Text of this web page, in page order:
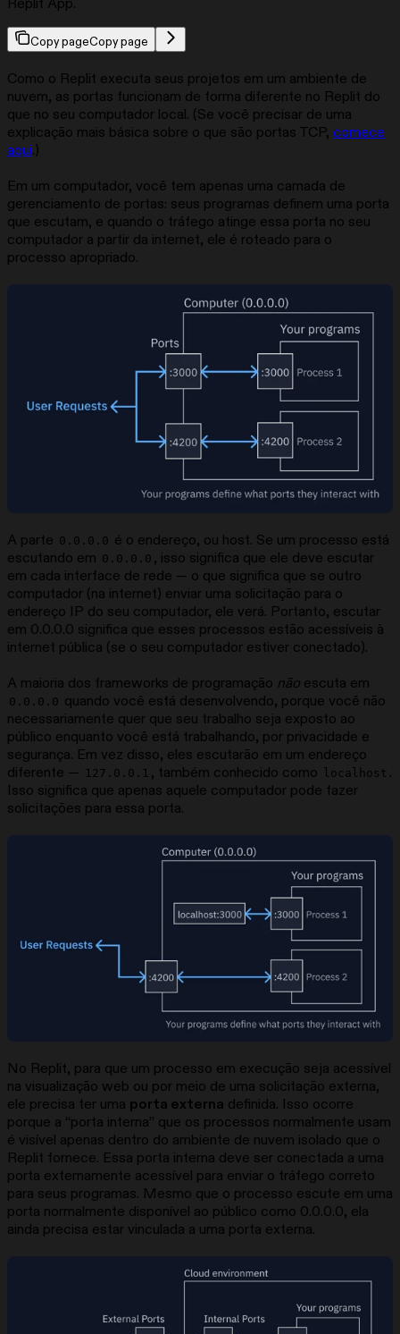
Copy pageCopy page
Como o Replit executa seus projetos em um ambiente de
nuvem, as portas funcionam de forma diferente no Replit do
que no seu computador local. (Se você precisar de uma
explicação mais básica sobre o que são portas TCP, comece
aqui.)
Em um computador, você tem apenas uma camada de
gerenciamento de portas: seus programas definem uma porta
que escutam, e quando o tráfego atinge essa porta no seu
computador a partir da internet, ele é roteado para o
processo apropriado.
A parte 0.0.0.0 é o endereço, ou host. Se um processo está
escutando em 0.0.0.0 , isso significa que ele deve escutar
em cada interface de rede — o que significa que se outro
computador (na internet) enviar uma solicitação para o
endereço IP do seu computador, ele verá. Portanto, escutar
em 0.0.0.0 significa que esses processos estão acessíveis à
internet pública (se o seu computador estiver conectado).
A maioria dos frameworks de programação não escuta em
0.0.0.0 quando você está desenvolvendo, porque você não
necessariamente quer que seu trabalho seja exposto ao
público enquanto você está trabalhando, por privacidade e
segurança. Em vez disso, eles escutarão em um endereço
diferente — 127.0.0.1 , também conhecido como localhost .
Isso significa que apenas aquele computador pode fazer
solicitações para essa porta.
No Replit, para que um processo em execução seja acessível
na visualização web ou por meio de uma solicitação externa,
ele precisa ter uma porta externa definida. Isso ocorre
porque a “porta interna” que os processos normalmente usam
é visível apenas dentro do ambiente de nuvem isolado que o
Replit fornece. Essa porta interna deve ser conectada a uma
porta externamente acessível para enviar o tráfego correto
para seus programas. Mesmo que o processo escute em uma
porta normalmente disponível ao público como 0.0.0.0, ela
ainda precisa estar vinculada a uma porta externa.